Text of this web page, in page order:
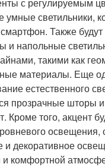
умные светильники,
Также
и напольные
такими как
материалы. Еще
естественного
прозрачные шторы
Кроме того, акцент
освещения,
и декоративное
и комфортной